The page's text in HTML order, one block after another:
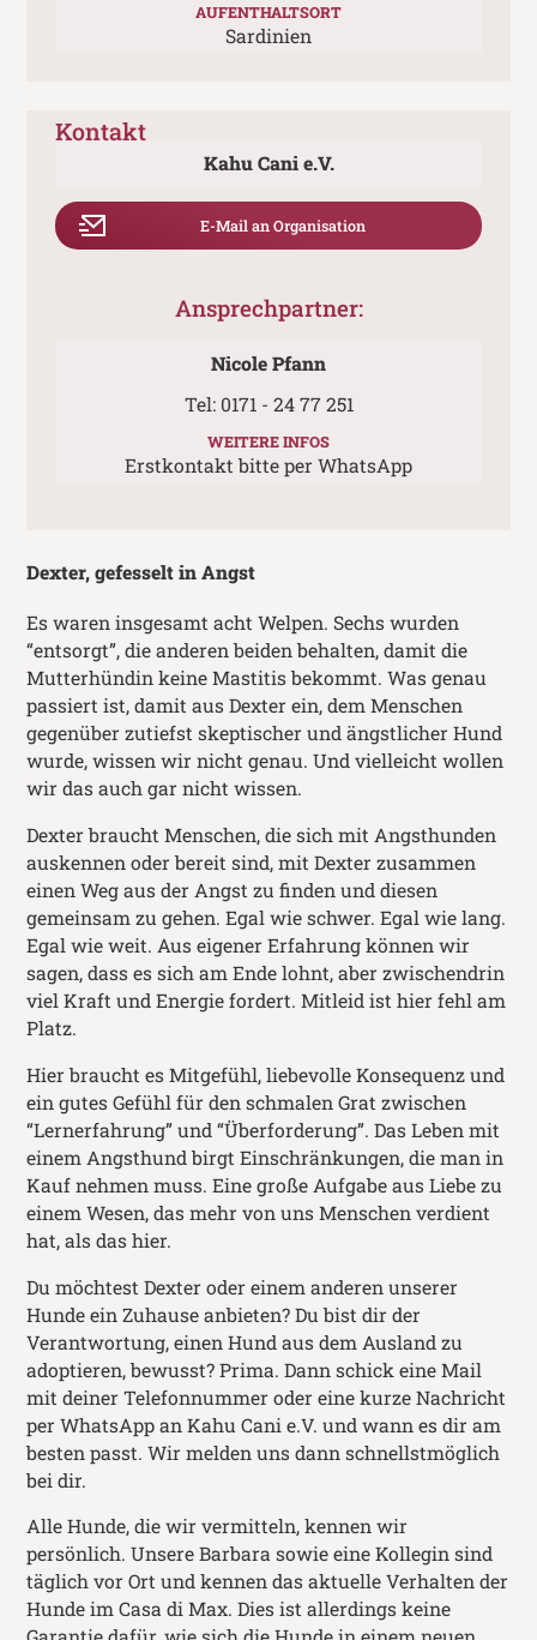
Dexter, gefesselt in Angst
Es waren insgesamt acht Welpen. Sechs wurden
“entsorgt”, die anderen beiden behalten, damit die
Mutterhündin keine Mastitis bekommt. Was genau
passiert ist, damit aus Dexter ein, dem Menschen
gegenüber zutiefst skeptischer und ängstlicher Hund
wurde, wissen wir nicht genau. Und vielleicht wollen
wir das auch gar nicht wissen.
Dexter braucht Menschen, die sich mit Angsthunden
auskennen oder bereit sind, mit Dexter zusammen
einen Weg aus der Angst zu finden und diesen
gemeinsam zu gehen. Egal wie schwer. Egal wie lang.
Egal wie weit. Aus eigener Erfahrung können wir
sagen, dass es sich am Ende lohnt, aber zwischendrin
viel Kraft und Energie fordert. Mitleid ist hier fehl am
Platz.
Hier braucht es Mitgefühl, liebevolle Konsequenz und
ein gutes Gefühl für den schmalen Grat zwischen
“Lernerfahrung” und “Überforderung”. Das Leben mit
einem Angsthund birgt Einschränkungen, die man in
Kauf nehmen muss. Eine große Aufgabe aus Liebe zu
einem Wesen, das mehr von uns Menschen verdient
hat, als das hier.
Du möchtest Dexter oder einem anderen unserer
Hunde ein Zuhause anbieten? Du bist dir der
Verantwortung, einen Hund aus dem Ausland zu
adoptieren, bewusst? Prima. Dann schick eine Mail
mit deiner Telefonnummer oder eine kurze Nachricht
per WhatsApp an Kahu Cani e.V. und wann es dir am
besten passt. Wir melden uns dann schnellstmöglich
bei dir.
Alle Hunde, die wir vermitteln, kennen wir
persönlich. Unsere Barbara sowie eine Kollegin sind
täglich vor Ort und kennen das aktuelle Verhalten der
Hunde im Casa di Max. Dies ist allerdings keine
AUFENTHALTSORT
Sardinien
Kontakt
Kahu Cani e.V.
E-Mail an Organisation
Ansprechpartner:
Nicole Pfann
Tel: 0171 - 24 77 251
WEITERE INFOS
Erstkontakt bitte per WhatsApp